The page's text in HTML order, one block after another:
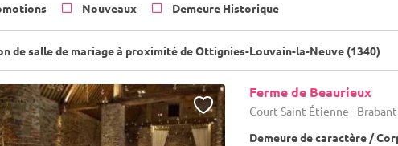
Nouveaux Demeure Historique
de salle de mariage à proximité de Ottignies-Louvain-la-Neuve (1340)
Ferme de Beaurieux
Court-Saint-Étienne -
Demeure de caractère /